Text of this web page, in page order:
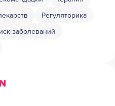
Регуляторика
заболеваний